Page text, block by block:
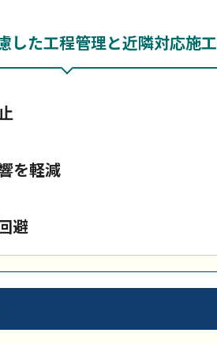
した工程管理と近隣対応施工
を軽減
避